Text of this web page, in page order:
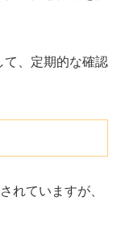
て、定期的な確認
れていますが、